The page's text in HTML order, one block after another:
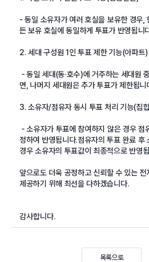
- 동일 소유자가 여러 호실을 보유한 경우,
든 보유 호실에 동일하게 투표가 반영됩니
2. 세대 구성원 1인 투표 제한 기능(아파트)
- 동일 세대(동·호수)에 거주하는 세대원
면, 나머지 세대원은 추가 투표가 제한됩니
3. 소유자/점유자 동시 투표 처리 기능(집
- 소유자가 투표에 참여하지 않은 경우 점
정하여 반영됩니다.점유자의 투표 완료 후
경우 소유자의 투표값이 최종적으로 반영
앞으로도 더욱 공정하고 신뢰할 수 있는 전
제공하기 위해 최선을 다하겠습니다.
감사합니다.
목록으로